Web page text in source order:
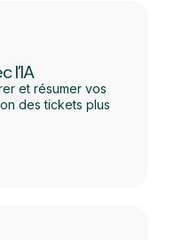
l’IA
et résumer vos
des tickets plus